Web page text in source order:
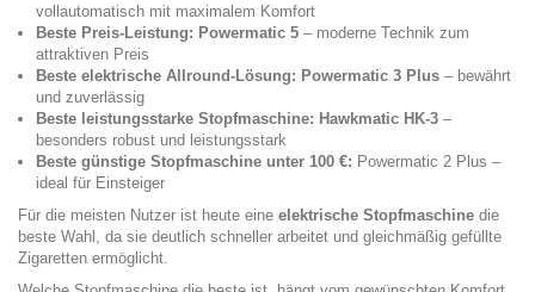
vollautomatisch mit maximalem Komfort
Beste Preis-Leistung: Powermatic 5 – moderne Technik zum
attraktiven Preis
Beste elektrische Allround-Lösung: Powermatic 3 Plus – bewährt
und zuverlässig
Beste leistungsstarke Stopfmaschine: Hawkmatic HK-3 –
besonders robust und leistungsstark
Beste günstige Stopfmaschine unter 100 €: Powermatic 2 Plus –
ideal für Einsteiger
Für die meisten Nutzer ist heute eine elektrische Stopfmaschine die
beste Wahl, da sie deutlich schneller arbeitet und gleichmäßig gefüllte
Zigaretten ermöglicht.